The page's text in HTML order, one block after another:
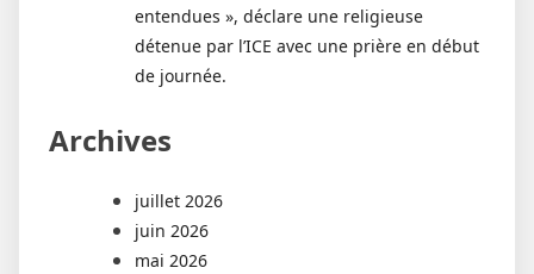
entendues », déclare une religieuse
détenue par l’ICE avec une prière en début
de journée.
Archives
juillet 2026
juin 2026
mai 2026